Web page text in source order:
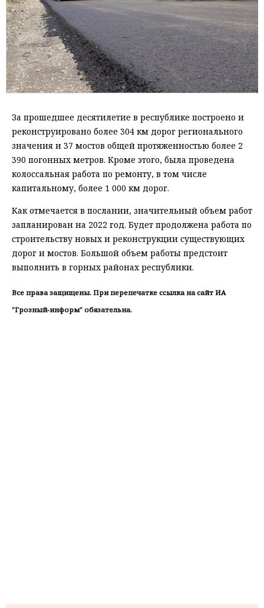
За прошедшее десятилетие в республике построено и
реконструировано более 304 км дорог регионального
значения и 37 мостов общей протяженностью более 2
390 погонных метров. Кроме этого, была проведена
колоссальная работа по ремонту, в том числе
капитальному, более 1 000 км дорог.
Как отмечается в послании, значительный объем работ
запланирован на 2022 год. Будет продолжена работа по
строительству новых и реконструкции существующих
дорог и мостов. Большой объем работы предстоит
выполнить в горных районах республики.
Все права защищены. При перепечатке ссылка на сайт ИА
"Грозный-информ" обязательна.